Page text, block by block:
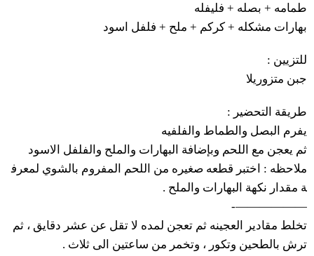
طمامه + بصله + فليفله
بهارات مشكله + كركم + ملح + فلفل اسود
للتزيين :
جبن متزوريلا
طريقة التحضير :
يفرم البصل والطماط والفلفيه
ثم يعجن مع اللحم وبإضافة البهارات والملح والفلفل
الاسود
ملاحظه : اختبر قطعه صغيره من اللحم المفروم بالشوي لمعرف
ة مقدار نكهة البهارات والملح .
——————-
تخلط مقادير العجينه ثم تعجن لمده لا تقل عن عشر دقايق ، ثم
ترش بالطحين وتكور ، وتخمر من ساعتين الى ثلاث .